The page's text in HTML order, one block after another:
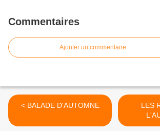
Commentaires
Ajouter un commentaire
< BALADE D'AUTOMNE
LES